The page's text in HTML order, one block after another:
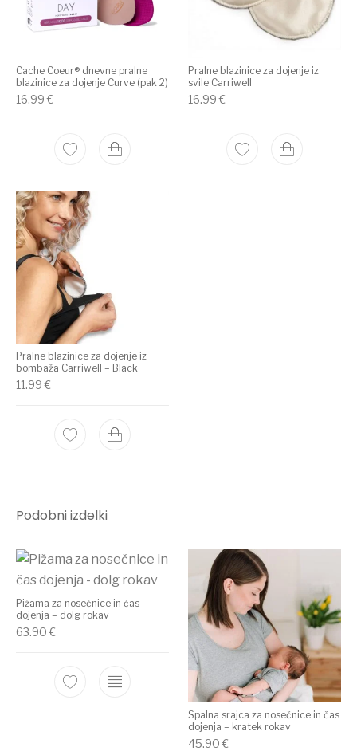
Cache Coeur® dnevne pralne
blazinice za dojenje Curve (pak 2)
16.99€
Pralne blazinice za dojenje iz
svile Carriwell
16.99€
Pralne blazinice za dojenje iz
bombaža Carriwell – Black
11.99€
Podobni izdelki
Pižama za nosečnice in čas
dojenja – dolg rokav
63.90€
Spalna srajca za nosečnice in čas
dojenja – kratek rokav
45.90€